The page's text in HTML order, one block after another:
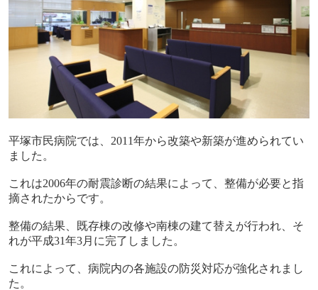
平塚市民病院では、 2011年から改築や新築が進められてい
ました。
これは2006年の耐震診断の結果によって、整備が必要と指
摘されたからです。
整備の結果、既存棟の改修や南棟の建て替えが行われ、そ
れが平成31年3月に完了しました。
これによって、病院内の各施設の防災対応が強化されまし
た。